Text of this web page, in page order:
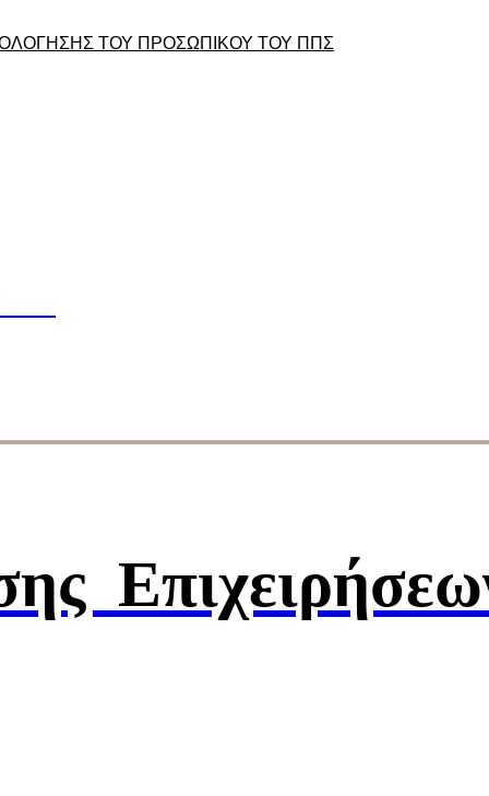
ΤΟΥ ΠΡΟΣΩΠΙΚΟΥ ΤΟΥ ΠΠΣ